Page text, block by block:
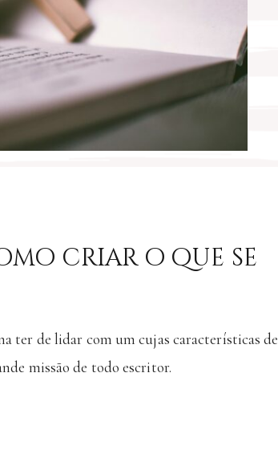
criar o que se
ter de lidar com um cujas características de
missão de todo escritor.